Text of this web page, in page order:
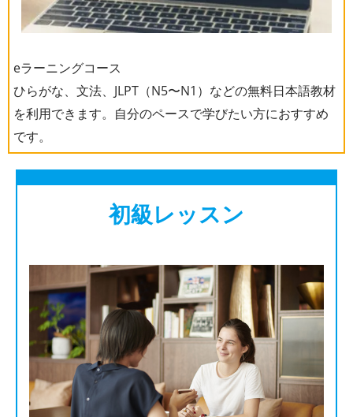
eラーニングコース
ひらがな、文法、JLPT（N5〜N1）などの無料日本語教材
を利用できます。自分のペースで学びたい方におすすめ
です。
初級レッスン